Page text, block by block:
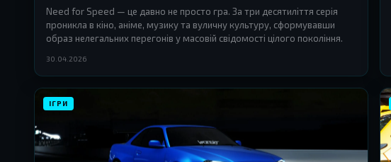
Need for Speed — це давно не просто гра. За три десятиліття серія
проникла в кіно, аніме, музику та вуличну культуру, сформувавши
образ нелегальних перегонів у масовій свідомості цілого покоління.
30.04.2026
ІГРИ